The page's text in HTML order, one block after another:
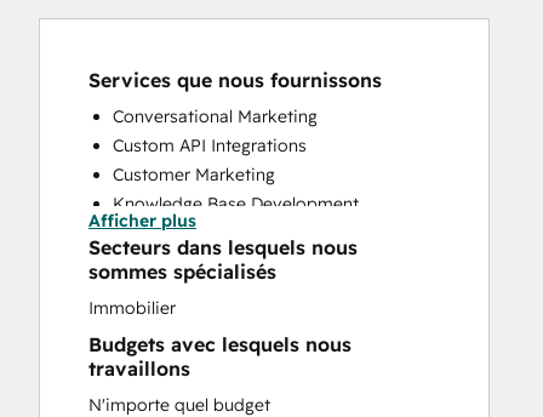
Services que nous fournissons
Conversational Marketing
Custom API Integrations
Customer Marketing
Knowledge Base Development
Programmable Automation
Sales and Marketing Alignment
Website Development
Afficher plus
Secteurs dans lesquels nous
sommes spécialisés
Immobilier
Budgets avec lesquels nous
travaillons
N'importe quel budget